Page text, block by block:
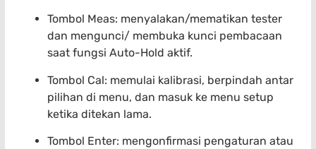
Tombol Meas: menyalakan/mematikan tester
dan mengunci/ membuka kunci pembacaan
saat fungsi Auto-Hold aktif.
Tombol Cal: memulai kalibrasi, berpindah antar
pilihan di menu, dan masuk ke menu setup
ketika ditekan lama.
Tombol Enter: mengonfirmasi pengaturan atau